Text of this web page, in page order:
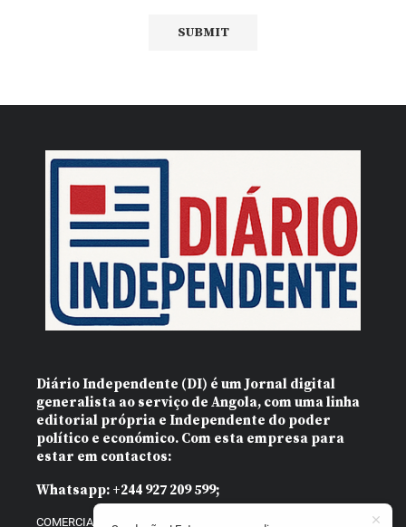
Diário Independente (DI) é um Jornal digital
generalista ao serviço de Angola, com uma linha
editorial própria e Independente do poder
político e económico. Com esta empresa para
estar em contactos:
Whatsapp: +244 927 209 599;
COMERCIAL@DIARIOINDEPENDENTE.INFO